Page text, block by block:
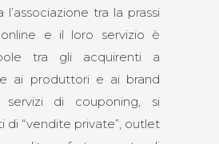
tra la prassi
online e il loro servizio è
tra gli acquirenti a
ai produttori e ai brand
di couponing, si
di “vendite private”, outlet